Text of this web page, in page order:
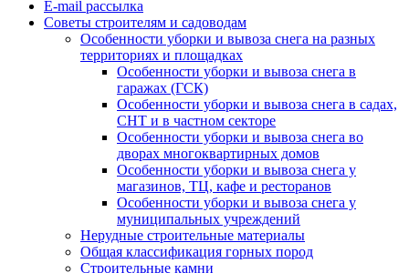
E-mail рассылка
Советы строителям и садоводам
Особенности уборки и вывоза снега на разных
территориях и площадках
Особенности уборки и вывоза снега в
гаражах (ГСК)
Особенности уборки и вывоза снега в садах,
СНТ и в частном секторе
Особенности уборки и вывоза снега во
дворах многоквартирных домов
Особенности уборки и вывоза снега у
магазинов, ТЦ, кафе и ресторанов
Особенности уборки и вывоза снега у
муниципальных учреждений
Нерудные строительные материалы
Общая классификация горных пород
Строительные камни